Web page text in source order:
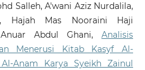
Salleh, A'wani Aziz Nurdalila,
Hajah Mas Nooraini Haji
Abdul Ghani,Analisis
Menerusi Kitab Kasyf Al-
Anam Karya Syeikh Zainul